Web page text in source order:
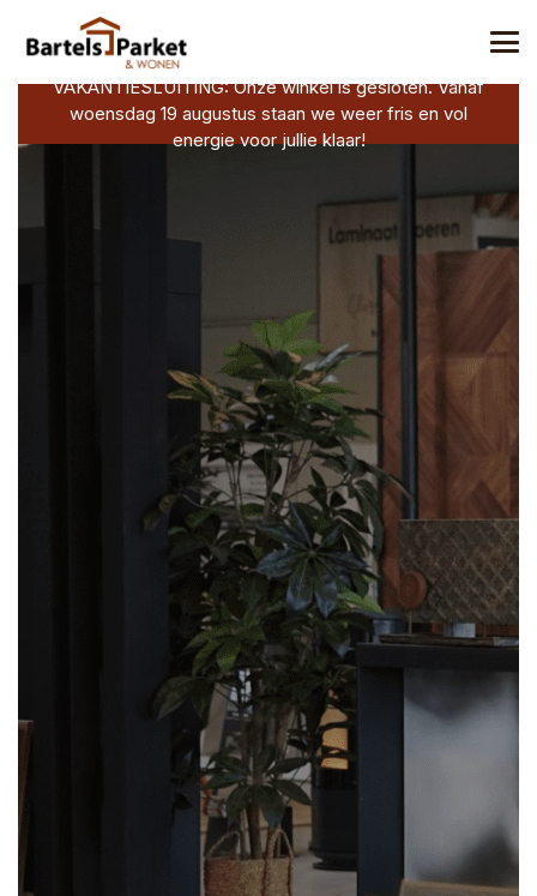
VAKANTIESLUITING: Onze winkel is gesloten. Vanaf
woensdag 19 augustus staan we weer fris en vol
energie voor jullie klaar!